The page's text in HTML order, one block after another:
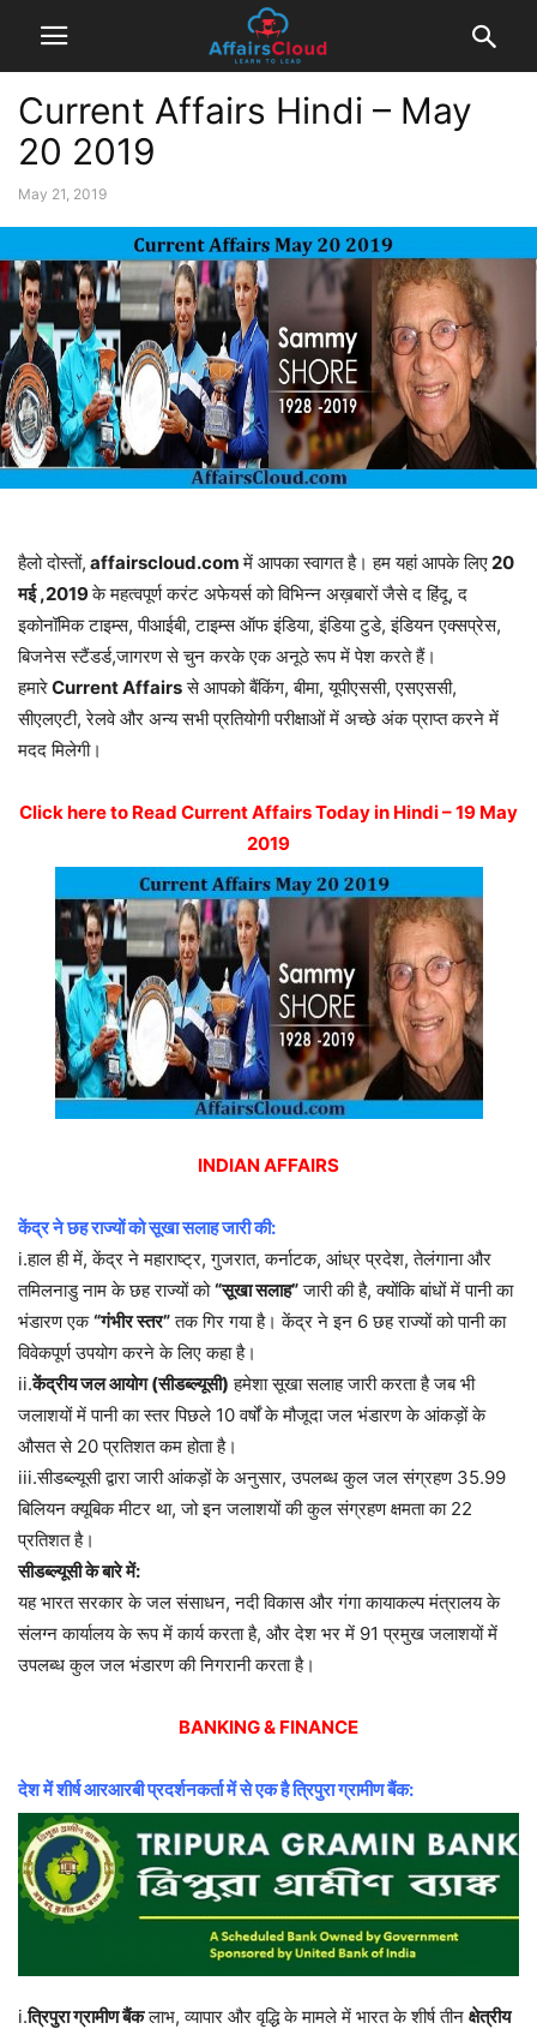
Current Affairs Hindi – May
20 2019
May 21, 2019
हैलो दोस्तों, affairscloud.comमें आपका स्वागत है। हम यहां आपके लिए 20
मई ,2019के महत्वपूर्ण करंट अफेयर्स को विभिन्न अख़बारों जैसे द हिंदू, द
इकोनॉमिक टाइम्स, पीआईबी, टाइम्स ऑफ इंडिया, इंडिया टुडे, इंडियन एक्सप्रेस,
बिजनेस स्टैंडर्ड,जागरण से चुन करके एक अनूठे रूप में पेश करते हैं।
हमारेCurrent Affairsसे आपको बैंकिंग, बीमा, यूपीएससी, एसएससी,
सीएलएटी, रेलवे और अन्य सभी प्रतियोगी परीक्षाओं में अच्छे अंक प्राप्त करने में
मदद मिलेगी।
Click here to Read Current Affairs Today in Hindi – 19 May
2019
INDIAN AFFAIRS
केंद्र ने छह राज्यों को सूखा सलाह जारी की:
i.हाल ही में, केंद्र ने महाराष्ट्र, गुजरात, कर्नाटक, आंध्र प्रदेश, तेलंगाना और
तमिलनाडु नाम के छह राज्यों को“सूखा सलाह”जारी की है, क्योंकि बांधों में पानी का
भंडारण एक“गंभीर स्तर”तक गिर गया है। केंद्र ने इन 6 छह राज्यों को पानी का
विवेकपूर्ण उपयोग करने के लिए कहा है।
ii.केंद्रीय जल आयोग (सीडब्ल्यूसी) हमेशा सूखा सलाह जारी करता है जब भी
जलाशयों में पानी का स्तर पिछले 10 वर्षों के मौजूदा जल भंडारण के आंकड़ों के
औसत से 20 प्रतिशत कम होता है।
iii.सीडब्ल्यूसी द्वारा जारी आंकड़ों के अनुसार, उपलब्ध कुल जल संग्रहण 35.99
बिलियन क्यूबिक मीटर था, जो इन जलाशयों की कुल संग्रहण क्षमता का 22
प्रतिशत है।
सीडब्ल्यूसी के बारे में:
यह भारत सरकार के जल संसाधन, नदी विकास और गंगा कायाकल्प मंत्रालय के
संलग्न कार्यालय के रूप में कार्य करता है, और देश भर में 91 प्रमुख जलाशयों में
उपलब्ध कुल जल भंडारण की निगरानी करता है।
BANKING & FINANCE
देश में शीर्ष आरआरबी प्रदर्शनकर्ता में से एक है त्रिपुरा ग्रामीण बैंक:
i.त्रिपुरा ग्रामीण बैंकलाभ, व्यापार और वृद्धि के मामले में भारत के शीर्ष तीन क्षेत्रीय